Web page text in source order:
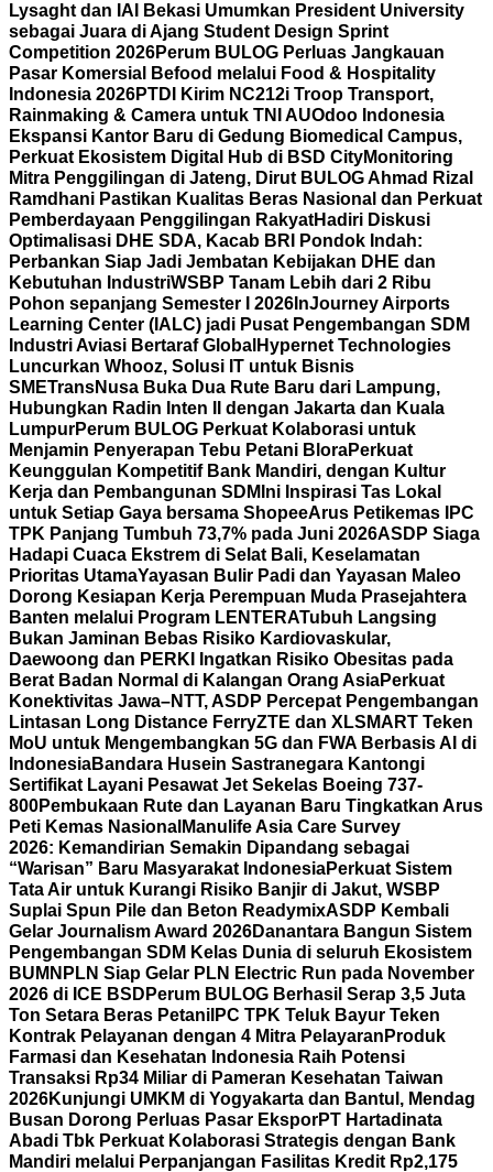
Lysaght dan IAI Bekasi Umumkan President University
sebagai Juara di Ajang Student Design Sprint
Competition 2026Perum BULOG Perluas Jangkauan
Pasar Komersial Befood melalui Food & Hospitality
Indonesia 2026PTDI Kirim NC212i Troop Transport,
Rainmaking & Camera untuk TNI AUOdoo Indonesia
Ekspansi Kantor Baru di Gedung Biomedical Campus,
Perkuat Ekosistem Digital Hub di BSD CityMonitoring
Mitra Penggilingan di Jateng, Dirut BULOG Ahmad Rizal
Ramdhani Pastikan Kualitas Beras Nasional dan Perkuat
Pemberdayaan Penggilingan RakyatHadiri Diskusi
Optimalisasi DHE SDA, Kacab BRI Pondok Indah:
Perbankan Siap Jadi Jembatan Kebijakan DHE dan
Kebutuhan IndustriWSBP Tanam Lebih dari 2 Ribu
Pohon sepanjang Semester I 2026 InJourney Airports
Learning Center (IALC) jadi Pusat Pengembangan SDM
Industri Aviasi Bertaraf Global Hypernet Technologies
Luncurkan Whooz, Solusi IT untuk Bisnis
SMETransNusa Buka Dua Rute Baru dari Lampung,
Hubungkan Radin Inten II dengan Jakarta dan Kuala
LumpurPerum BULOG Perkuat Kolaborasi untuk
Menjamin Penyerapan Tebu Petani BloraPerkuat
Keunggulan Kompetitif Bank Mandiri, dengan Kultur
Kerja dan Pembangunan SDM Ini Inspirasi Tas Lokal
untuk Setiap Gaya bersama ShopeeArus Petikemas IPC
TPK Panjang Tumbuh 73,7% pada Juni 2026ASDP Siaga
Hadapi Cuaca Ekstrem di Selat Bali, Keselamatan
Prioritas UtamaYayasan Bulir Padi dan Yayasan Maleo
Dorong Kesiapan Kerja Perempuan Muda Prasejahtera
Banten melalui Program LENTERATubuh Langsing
Bukan Jaminan Bebas Risiko Kardiovaskular,
Daewoong dan PERKI Ingatkan Risiko Obesitas pada
Berat Badan Normal di Kalangan Orang AsiaPerkuat
Konektivitas Jawa–NTT, ASDP Percepat Pengembangan
Lintasan Long Distance FerryZTE dan XLSMART Teken
MoU untuk Mengembangkan 5G dan FWA Berbasis AI di
IndonesiaBandara Husein Sastranegara Kantongi
Sertifikat Layani Pesawat Jet Sekelas Boeing 737-
800Pembukaan Rute dan Layanan Baru Tingkatkan Arus
Peti Kemas Nasional Manulife Asia Care Survey
2026: Kemandirian Semakin Dipandang sebagai
“Warisan” Baru Masyarakat IndonesiaPerkuat Sistem
Tata Air untuk Kurangi Risiko Banjir di Jakut, WSBP
Suplai Spun Pile dan Beton ReadymixASDP Kembali
Gelar Journalism Award 2026Danantara Bangun Sistem
Pengembangan SDM Kelas Dunia di seluruh Ekosistem
BUMN PLN Siap Gelar PLN Electric Run pada November
2026 di ICE BSD Perum BULOG Berhasil Serap 3,5 Juta
Ton Setara Beras Petani IPC TPK Teluk Bayur Teken
Kontrak Pelayanan dengan 4 Mitra Pelayaran Produk
Farmasi dan Kesehatan Indonesia Raih Potensi
Transaksi Rp34 Miliar di Pameran Kesehatan Taiwan
2026Kunjungi UMKM di Yogyakarta dan Bantul, Mendag
Busan Dorong Perluas Pasar EksporPT Hartadinata
Abadi Tbk Perkuat Kolaborasi Strategis dengan Bank
Mandiri melalui Perpanjangan Fasilitas Kredit Rp2,175